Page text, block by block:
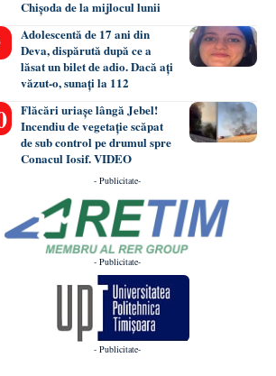
Chișoda de la mijlocul lunii
Adolescentă de 17 ani din
Deva, dispărută după ce a
lăsat un bilet de adio. Dacă ați
văzut-o, sunați la 112
Flăcări uriașe lângă Jebel!
Incendiu de vegetație scăpat
de sub control pe drumul spre
Conacul Iosif. VIDEO
- Publicitate-
- Publicitate-
- Publicitate-